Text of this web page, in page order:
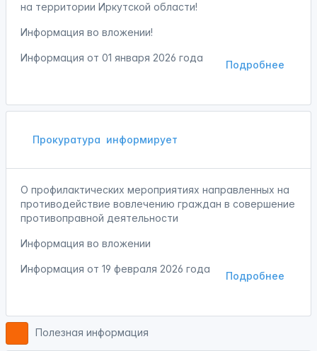
на территории Иркутской области!
Информация во вложении!
Подробнее
Информация от 01 января 2026 года
Прокуратура информирует
О профилактических мероприятиях направленных на
противодействие вовлечению граждан в совершение
противоправной деятельности
Информация во вложении
Подробнее
Информация от 19 февраля 2026 года
Полезная информация